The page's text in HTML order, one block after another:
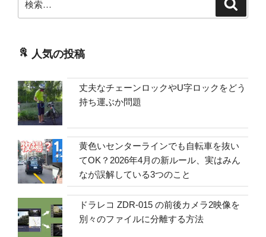
索:
人気の投稿
丈夫なチェーンロックやU字ロックをどう
持ち運ぶか問題
黄色いセンターラインでも自転車を抜い
てOK？2026年4月の新ルール、実はみん
なが誤解している3つのこと
ドラレコ ZDR-015 の前後カメラ2映像を
別々のファイルに分離する方法